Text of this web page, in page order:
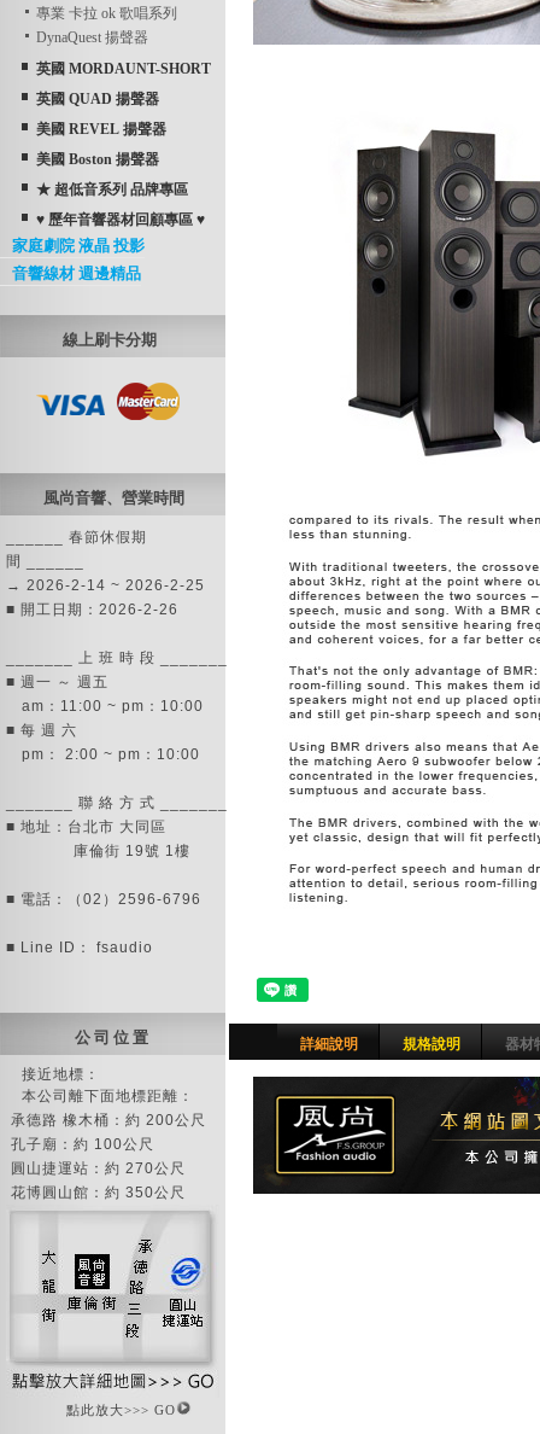
專業 卡拉 ok 歌唱系列
DynaQuest 揚聲器
英國 MORDAUNT-SHORT
英國 QUAD 揚聲器
美國 REVEL 揚聲器
美國 Boston 揚聲器
★ 超低音系列 品牌專區
♥ 歷年音響器材回顧專區 ♥
家庭劇院 液晶 投影
音響線材 週邊精品
線上刷卡分期
風尚音響、營業時間
______ 春節休假期
間 ______
→ 2026-2-14 ~ 2026-2-25
■ 開工日期：2026-2-26
_______ 上 班 時 段 _______
■ 週一 ～ 週五
am：11:00 ~ pm：10:00
■ 每 週 六
pm： 2:00 ~ pm：10:00
_______ 聯 絡 方 式 _______
■ 地址：台北市 大同區
庫倫街 19號 1樓
■ 電話：（02）2596-6796
■ Line ID： fsaudio
公 司 位 置
接近地標：
本公司離下面地標距離：
承德路 橡木桶：約 200公尺
孔子廟：約 100公尺
圓山捷運站：約 270公尺
花博圓山館：約 350公尺
點此放大>>> GO
詳細說明 規格說明 器材